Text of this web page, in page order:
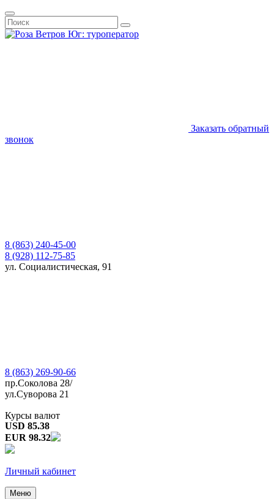
Заказать обратный
звонок
8 (863) 240-45-00
8 (928) 112-75-85
ул. Социалистическая, 91
8 (863) 269-90-66
пр.Соколова 28/
ул.Суворова 21
Курсы валют
USD 85.38
EUR 98.32
Личный кабинет
Меню